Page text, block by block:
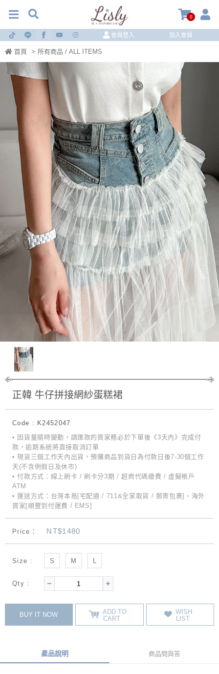
0
會員登入 加入會員
首頁 > 所有商品 / ALL ITEMS
正韓 牛仔拼接網紗蛋糕裙
Code : K2452047
• 因貨量隨時變動，請匯款的買家務必於下單後《3天內》完成付
款，逾期系統將直接取消訂單
• 現貨三個工作天內出貨，預購商品到貨日為付款日後7-30個工作
天(不含例假日及休市)
• 付款方式：線上刷卡 / 刷卡分3期 / 超商代碼繳費 / 虛擬帳戶
ATM
• 運送方式：台灣本島[宅配通 / 711&全家取貨 / 郵寄包裹]、海外
買家[順豐到付運費 / EMS]
Price： NT$1480
Size : S M L
Qty :
BUY IT NOW
ADD TO
CART
WISH
LIST
產品說明 商品問與答